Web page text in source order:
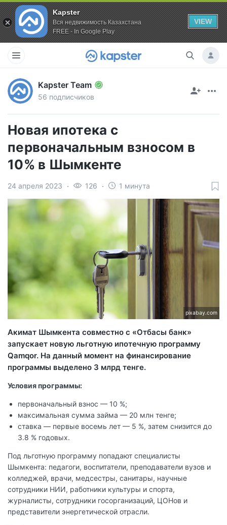
Kapster
Вся недвижимость Казахстана
FREE - In Google Play
VIEW
Kapster Team
56 подписчиков
Новая ипотека с
первоначальным взносом в
10% в Шымкенте
24 апреля 2023 126 1 минута
pixabay.com
Акимат Шымкента совместно с «Отбасы банк»
запускает новую льготную ипотечную программу
Qamqor. На данный момент на финансирование
программы выделено 3 млрд тенге.
Условия программы:
первоначальный взнос — 10 %;
максимальная сумма займа — 20 млн тенге;
ставка — первые восемь лет — 5 %, затем снизится до
3.8 % годовых.
Под льготную программу попадают специалисты
Шымкента: педагоги, воспитатели, преподаватели вузов и
колледжей, врачи, медсестры, санитары, научные
сотрудники НИИ, работники культуры и спорта,
журналисты, сотрудники госорганизаций, ЦОНов и
представители энергетической отрасли.